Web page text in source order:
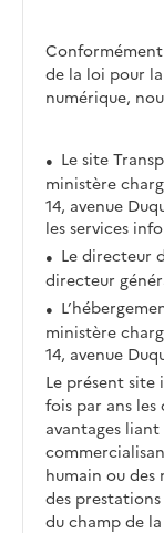
Conformément
de la loi pour
numérique,
Le site
ministère
14, avenue
les services
Le directeur
directeur
ministère
14, avenue
Le présent
fois par ans
avantages
humain ou des
des prestations
du champ de